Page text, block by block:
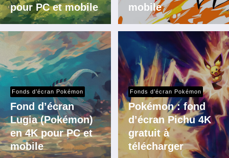
pour PC et mobile
mobile
Fonds d’écran Pokémon
Fond d’écran
Lugia (Pokémon)
en 4K pour PC et
mobile
Fonds d’écran Pokémon
Pokémon : fond
d’écran Pichu 4K
gratuit à
télécharger